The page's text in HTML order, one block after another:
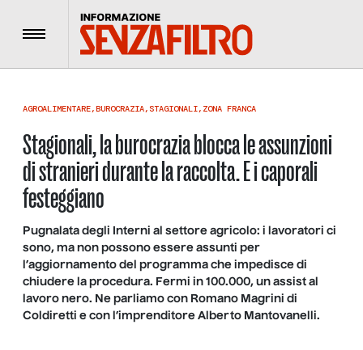
Menu
AGROALIMENTARE,BUROCRAZIA, STAGIONALI, ZONA FRANCA
Stagionali, la burocrazia blocca le assunzioni
di stranieri durante la raccolta. E i caporali
festeggiano
Pugnalata degli Interni al settore agricolo: i lavoratori ci
sono, ma non possono essere assunti per
l’aggiornamento del programma che impedisce di
chiudere la procedura. Fermi in 100.000, un assist al
lavoro nero. Ne parliamo con Romano Magrini di
Coldiretti e con l’imprenditore Alberto Mantovanelli.